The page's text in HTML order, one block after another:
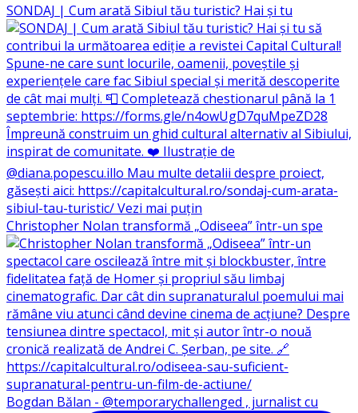
SONDAJ | Cum arată Sibiul tău turistic? Hai și tu
Christopher Nolan transformă „Odiseea” într-un spe
Bogdan Bălan - @temporarychallenged , jurnalist cu